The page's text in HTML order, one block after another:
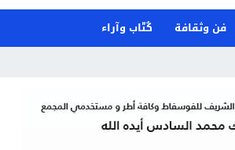
فن وثقافة
كُتّاب وآراء